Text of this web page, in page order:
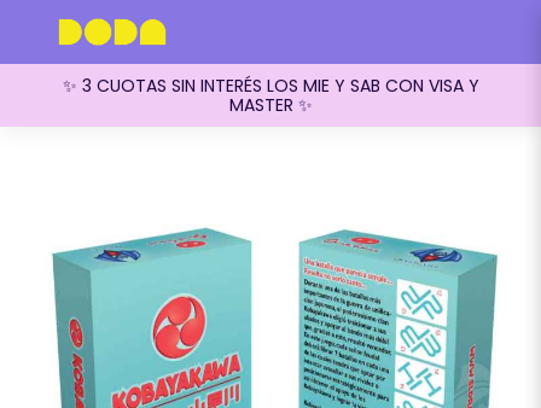
✨ 3 CUOTAS SIN INTERÉS LOS MIE Y SAB CON VISA Y
MASTER ✨